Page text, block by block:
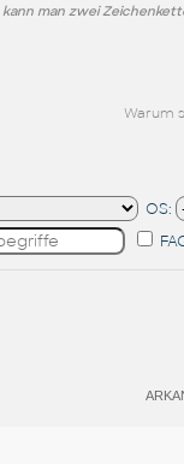
kann man zwei
Warum
OS: